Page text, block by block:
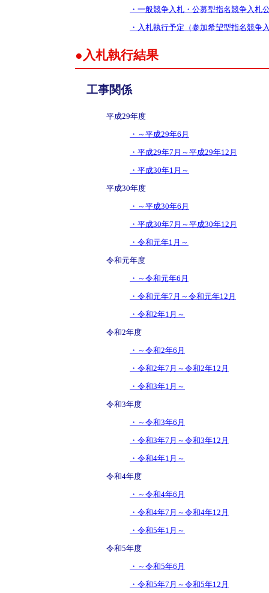
・一般競争入札・公募型指名競争入札
・入札執行予定（参加希望型指名競争
●入札執行結果
工事関係
平成29年度
・～平成29年6月
・平成29年7月～平成29年12月
・平成30年1月～
平成30年度
・～平成30年6月
・平成30年7月～平成30年12月
・令和元年1月～
令和元年度
・～令和元年6月
・令和元年7月～令和元年12月
・令和2年1月～
令和2年度
・～令和2年6月
・令和2年7月～令和2年12月
・令和3年1月～
令和3年度
・～令和3年6月
・令和3年7月～令和3年12月
・令和4年1月～
令和4年度
・～令和4年6月
・令和4年7月～令和4年12月
・令和5年1月～
令和5年度
・～令和5年6月
・令和5年7月～令和5年12月